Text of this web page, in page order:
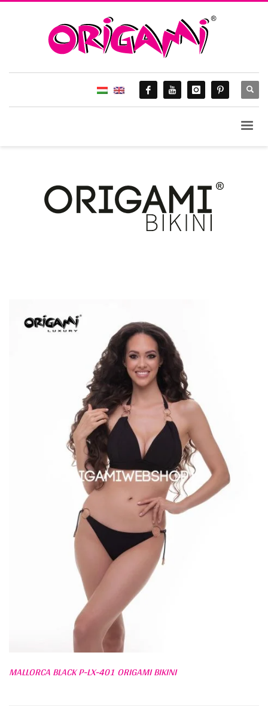
MALLORCA BLACK P-LX-401 ORIGAMI BIKINI